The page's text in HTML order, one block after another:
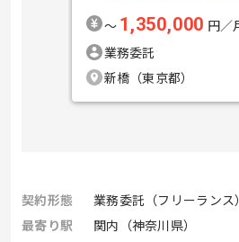
〜 1,350,000 円／
業務委託
新橋（東京都）
契約形態
業務委託（フリーランス
最寄り駅
関内（神奈川県）